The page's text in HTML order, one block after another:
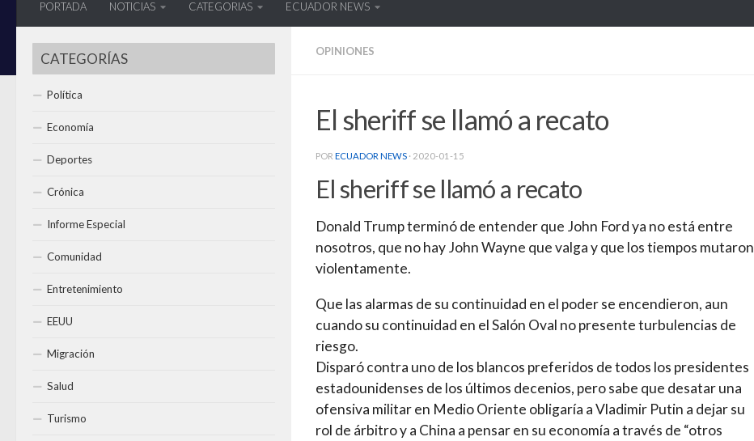
PORTADA NOTICIAS CATEGORIAS ECUADOR NEWS
OPINIONES
El sheriff se llamó a recato
POR ECUADOR NEWS · 2020-01-15
El sheriff se llamó a recato
Donald Trump terminó de entender que John Ford ya no está entre
nosotros, que no hay John Wayne que valga y que los tiempos mutaron
violentamente.
Que las alarmas de su continuidad en el poder se encendieron, aun
cuando su continuidad en el Salón Oval no presente turbulencias de
riesgo.
Disparó contra uno de los blancos preferidos de todos los presidentes
estadounidenses de los últimos decenios, pero sabe que desatar una
ofensiva militar en Medio Oriente obligaría a Vladimir Putin a dejar su
rol de árbitro y a China a pensar en su economía a través de “otros
CATEGORÍAS
Política
Economía
Deportes
Crónica
Informe Especial
Comunidad
Entretenimiento
EEUU
Migración
Salud
Turismo